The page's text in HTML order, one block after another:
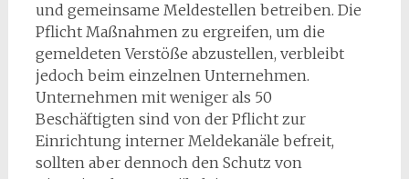
und gemeinsame Meldestellen betreiben. Die
Pflicht Maßnahmen zu ergreifen, um die
gemeldeten Verstöße abzustellen, verbleibt
jedoch beim einzelnen Unternehmen.
Unternehmen mit weniger als 50
Beschäftigten sind von der Pflicht zur
Einrichtung interner Meldekanäle befreit,
sollten aber dennoch den Schutz von